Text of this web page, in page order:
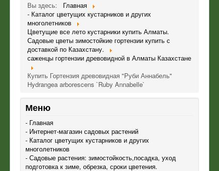
Вы здесь:
Главная
- Каталог цветущих кустарников и других
многолетников
Цветущие все лето кустарники купить Алматы.
Садовые цветы зимостойкие гортензии купить с
доставкой по Казахстану.
саженцы гортензии древовидной в Алматы Казахстане
Купить Гортензия древовидная "Руби Аннабель"
Hydrangea arborescens `Ruby Annabelle`
Меню
- Главная
- Интернет-магазин садовых растений
- Каталог цветущих кустарников и других
многолетников
- Садовые растения: зимостойкость,посадка, уход
подготовка к зиме, обрезка, сроки цветения.